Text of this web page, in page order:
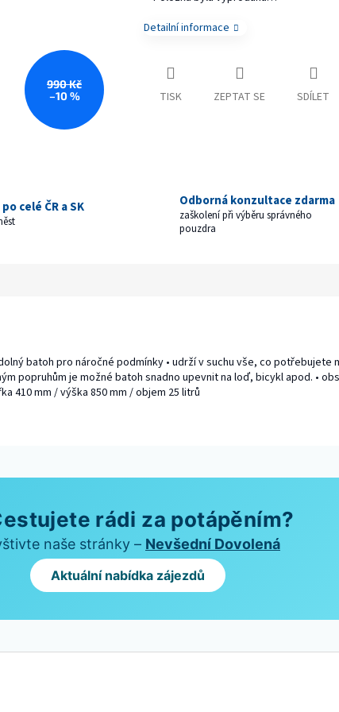
990 Kč
–10 %
Detailní informace
TISK ZEPTAT SE SDÍLET
celé ČR a SK Odborná konzultace zdarma
zaškolení při výběru správného
pouzdra
batoh pro náročné podmínky • udrží v suchu vše, co
popruhům je možné batoh snadno upevnit na loď, bicykl apod. •
410 mm / výška 850 mm / objem 25 litrů
rádi za potápěním?
naše stránky – Nevšední Dovolená
Aktuální nabídka zájezdů